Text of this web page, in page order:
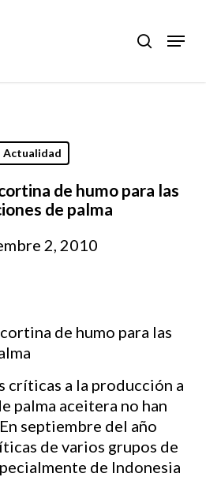
search
Menu
Actualidad
de humo para las
de palma
2, 2010
críticas a la producción a
palma aceitera no han
septiembre del año
de varios grupos de
de Indonesia
Close